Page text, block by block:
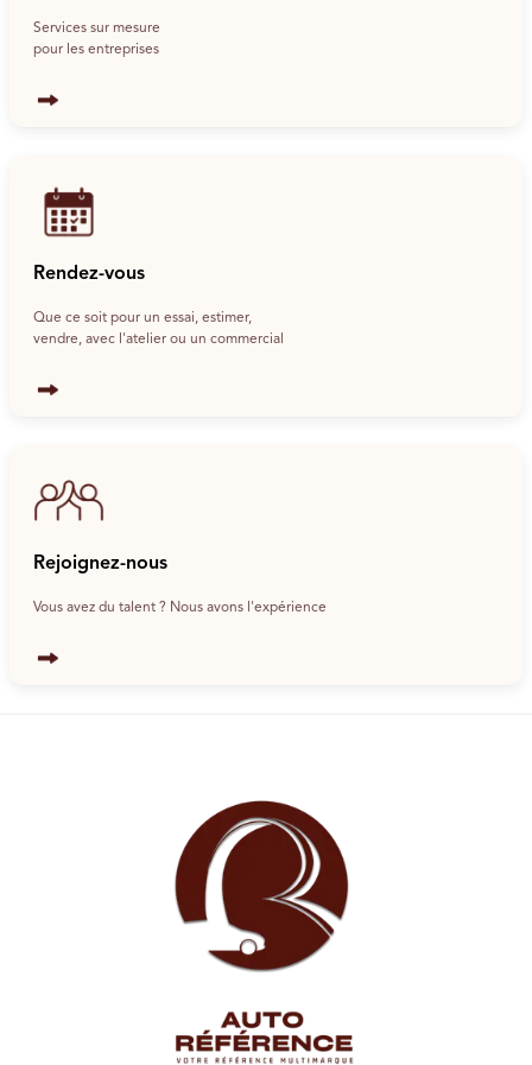
Services sur mesure
pour les entreprises
Rendez-vous
Que ce soit pour un essai, estimer,
vendre, avec l'atelier ou un commercial
Rejoignez-nous
Vous avez du talent ? Nous avons l'expérience